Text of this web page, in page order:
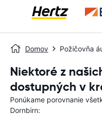
Domov Požičovňa
Niektoré z
dostupných v
Ponúkame porovnanie
Dornbirn: